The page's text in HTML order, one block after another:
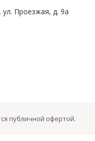
ул. Проезжая, д. 9а
публичной офертой.